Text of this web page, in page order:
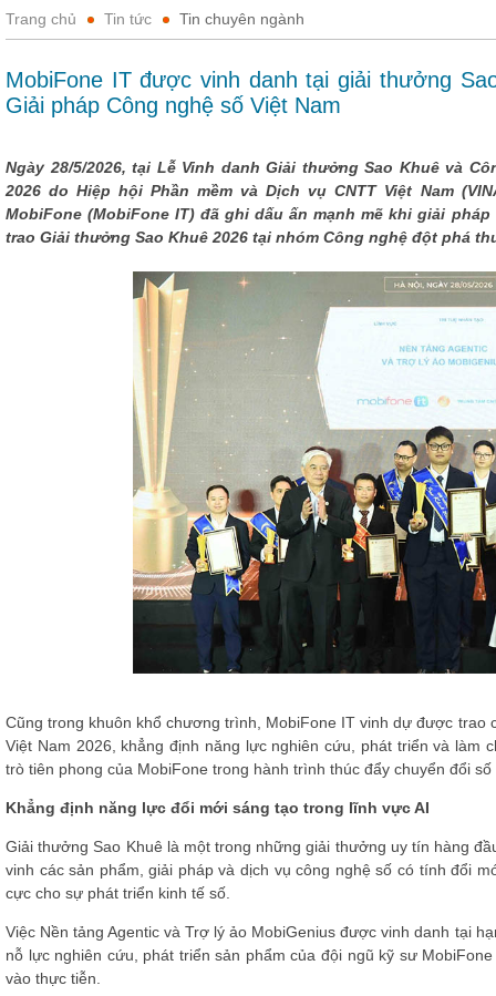
Trang chủ Tin tức Tin chuyên ngành
MobiFone IT được vinh danh tại giải thưởng
Giải pháp Công nghệ số Việt Nam
Ngày 28/5/2026, tại Lễ Vinh danh Giải thưởng Sao Khuê và
2026 do Hiệp hội Phần mềm và Dịch vụ CNTT Việt Nam
MobiFone (MobiFone IT) đã ghi dấu ấn mạnh mẽ khi giải
trao Giải thưởng Sao Khuê 2026 tại nhóm Công nghệ đột phá
Cũng trong khuôn khổ chương trình, MobiFone IT vinh dự được trao
Việt Nam 2026, khẳng định năng lực nghiên cứu, phát triển và làm
trò tiên phong của MobiFone trong hành trình thúc đẩy chuyển đổi số
Khẳng định năng lực đổi mới sáng tạo trong lĩnh vực AI
Giải thưởng Sao Khuê là một trong những giải thưởng uy tín hàng
vinh các sản phẩm, giải pháp và dịch vụ công nghệ số có tính đổi
cực cho sự phát triển kinh tế số.
Việc Nền tảng Agentic và Trợ lý ảo MobiGenius được vinh danh tại
nỗ lực nghiên cứu, phát triển sản phẩm của đội ngũ kỹ sư
vào thực tiễn.